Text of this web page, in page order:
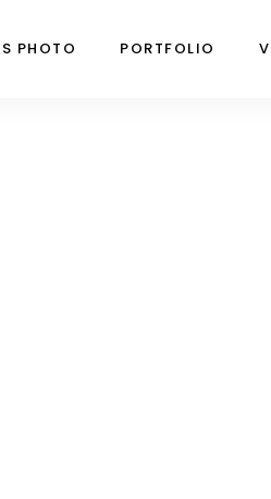
PHOTO PORTFOLIO